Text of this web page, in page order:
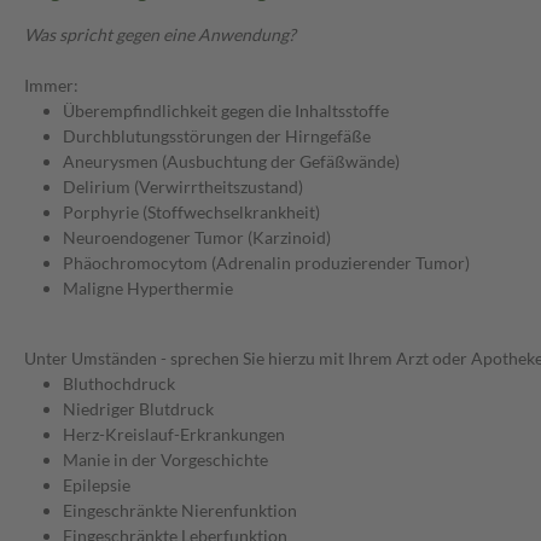
Was spricht gegen eine Anwendung?
Immer:
Überempfindlichkeit gegen die Inhaltsstoffe
Durchblutungsstörungen der Hirngefäße
Aneurysmen (Ausbuchtung der Gefäßwände)
Delirium (Verwirrtheitszustand)
Porphyrie (Stoffwechselkrankheit)
Neuroendogener Tumor (Karzinoid)
Phäochromocytom (Adrenalin produzierender Tumor)
Maligne Hyperthermie
Unter Umständen - sprechen Sie hierzu mit Ihrem Arzt oder
Bluthochdruck
Niedriger Blutdruck
Herz-Kreislauf-Erkrankungen
Manie in der Vorgeschichte
Epilepsie
Eingeschränkte Nierenfunktion
Eingeschränkte Leberfunktion